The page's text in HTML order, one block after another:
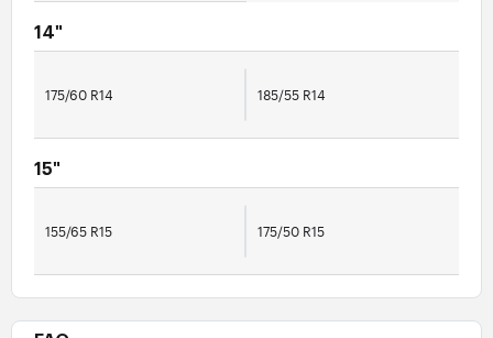
14"
175/60 R14 185/55 R14
15"
155/65 R15 175/50 R15